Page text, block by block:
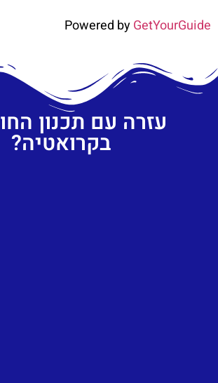
Powered byGetYourGuide
עזרה עם תכנון
בקרואטיה?